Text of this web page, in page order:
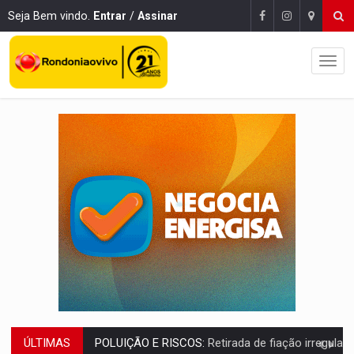
Seja Bem vindo. Entrar / Assinar
ÚLTIMAS VÍDEO:Armado com machado, homem ameaça matar sobrinha grávida e